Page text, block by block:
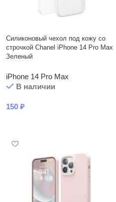
Силиконовый чехол под кожу со
строчкой Chanel iPhone 14 Pro Max
Зеленый
iPhone 14 Pro Max
В наличии
150 ₽